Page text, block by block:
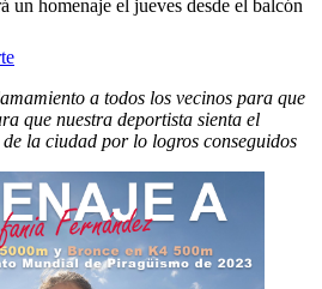
un homenaje el jueves desde el balcón
a todos los vecinos para que
que nuestra deportista sienta el
la ciudad por lo logros conseguidos